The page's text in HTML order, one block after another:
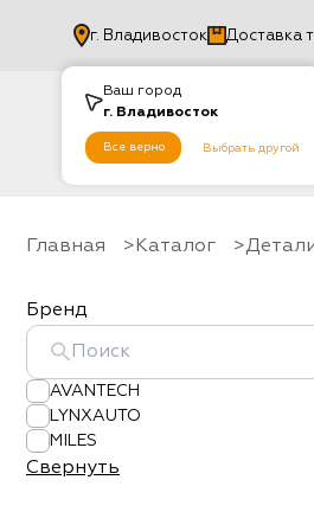
Ваш город
г. Владивосток
Все верно Выбрать другой
г. Владивосток Доставка
Главная Каталог
Бренд
AVANTECH
LYNXAUTO
MILES
Свернуть